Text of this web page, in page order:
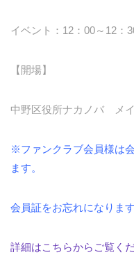
イベント：12：00～12：
【開場】
中野区役所ナカノバ メ
※ファンクラブ会員様は
ます。
会員証をお忘れになりま
詳細はこちらからご覧く